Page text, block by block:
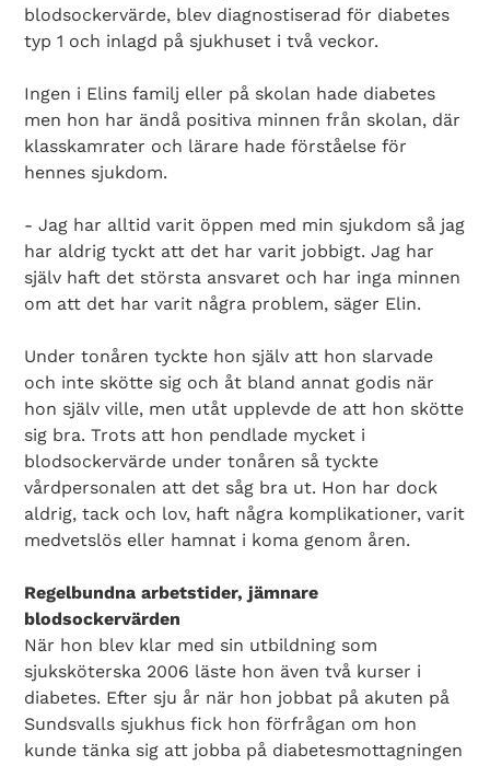
blodsockervärde, blev diagnostiserad för diabetes
typ 1 och inlagd på sjukhuset i två veckor.
Ingen i Elins familj eller på skolan hade diabetes
men hon har ändå positiva minnen från skolan, där
klasskamrater och lärare hade förståelse för
hennes sjukdom.
- Jag har alltid varit öppen med min sjukdom så jag
har aldrig tyckt att det har varit jobbigt. Jag har
själv haft det största ansvaret och har inga minnen
om att det har varit några problem, säger Elin.
Under tonåren tyckte hon själv att hon slarvade
och inte skötte sig och åt bland annat godis när
hon själv ville, men utåt upplevde de att hon skötte
sig bra. Trots att hon pendlade mycket i
blodsockervärde under tonåren så tyckte
vårdpersonalen att det såg bra ut. Hon har dock
aldrig, tack och lov, haft några komplikationer, varit
medvetslös eller hamnat i koma genom åren.
Regelbundna arbetstider, jämnare
blodsockervärden
När hon blev klar med sin utbildning som
sjuksköterska 2006 läste hon även två kurser i
diabetes. Efter sju år när hon jobbat på akuten på
Sundsvalls sjukhus fick hon förfrågan om hon
kunde tänka sig att jobba på diabetesmottagningen